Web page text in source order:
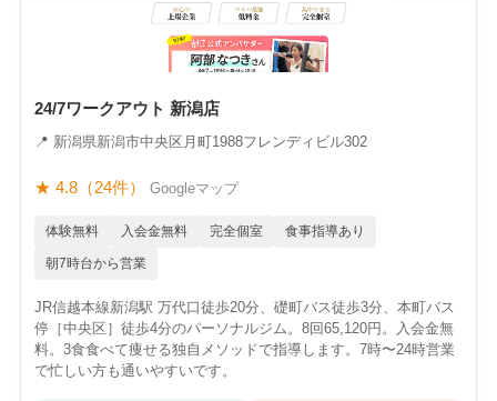
24/7ワークアウト 新潟店
📍 新潟県新潟市中央区月町1988フレンディビル302
★ 4.8（24件） Googleマップ
体験無料 入会金無料 完全個室 食事指導あり
朝7時台から営業
JR信越本線新潟駅 万代口徒歩20分、礎町バス徒歩3分、本町バス
停［中央区］徒歩4分のパーソナルジム。8回65,120円。入会金無
料。3食食べて痩せる独自メソッドで指導します。7時〜24時営業
で忙しい方も通いやすいです。